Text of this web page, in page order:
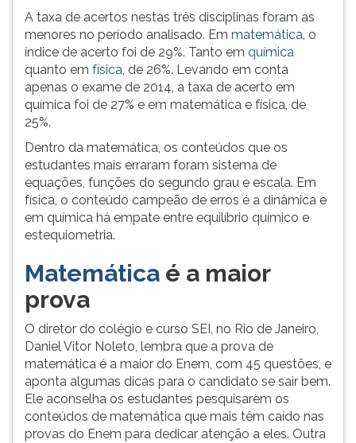
(primeira
tecla
direita
menu
principal
pressione
tecla
depois
Pressione
para
ouvir
essa
instrução
novamente.
A taxa de acertos nestas três disciplinas foram as
menores no período analisado. Em matemática, o
índice de acerto foi de 29%. Tanto em química
quanto em física, de 26%. Levando em conta
apenas o exame de 2014, a taxa de acerto em
química foi de 27% e em matemática e física, de
25%.
Dentro da matemática, os conteúdos que os
estudantes mais erraram foram sistema de
equações, funções do segundo grau e escala. Em
física, o conteúdo campeão de erros é a dinâmica e
em química há empate entre equilíbrio químico e
estequiometria.
Matemática é a maior
prova
O diretor do colégio e curso SEI, no Rio de Janeiro,
Daniel Vitor Noleto, lembra que a prova de
matemática é a maior do Enem, com 45 questões, e
aponta algumas dicas para o candidato se sair bem.
Ele aconselha os estudantes pesquisarem os
conteúdos de matemática que mais têm caído nas
provas do Enem para dedicar atenção a eles. Outra